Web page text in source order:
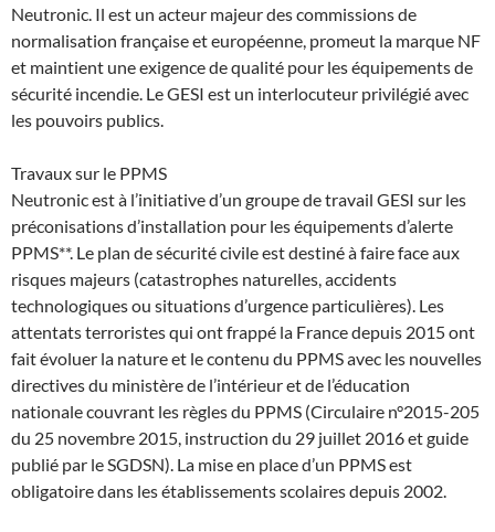
Neutronic. Il est un acteur majeur des commissions de
normalisation française et européenne, promeut la marque NF
et maintient une exigence de qualité pour les équipements de
sécurité incendie. Le GESI est un interlocuteur privilégié avec
les pouvoirs publics.
Travaux sur le PPMS
Neutronic est à l’initiative d’un groupe de travail GESI sur les
préconisations d’installation pour les équipements d’alerte
PPMS**. Le plan de sécurité civile est destiné à faire face aux
risques majeurs (catastrophes naturelles, accidents
technologiques ou situations d’urgence particulières). Les
attentats terroristes qui ont frappé la France depuis 2015 ont
fait évoluer la nature et le contenu du PPMS avec les nouvelles
directives du ministère de l’intérieur et de l’éducation
nationale couvrant les règles du PPMS (Circulaire n°2015-205
du 25 novembre 2015, instruction du 29 juillet 2016 et guide
publié par le SGDSN). La mise en place d’un PPMS est
obligatoire dans les établissements scolaires depuis 2002.